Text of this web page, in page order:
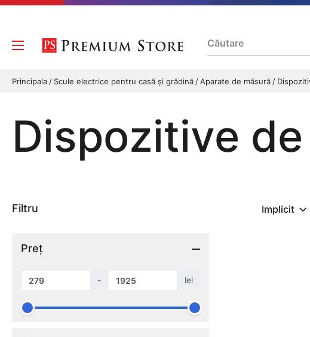
Principala Scule electrice pentru casă și grădină Aparate de măsură
Dispozitive
Filtru
Preț
- lei
Implicit